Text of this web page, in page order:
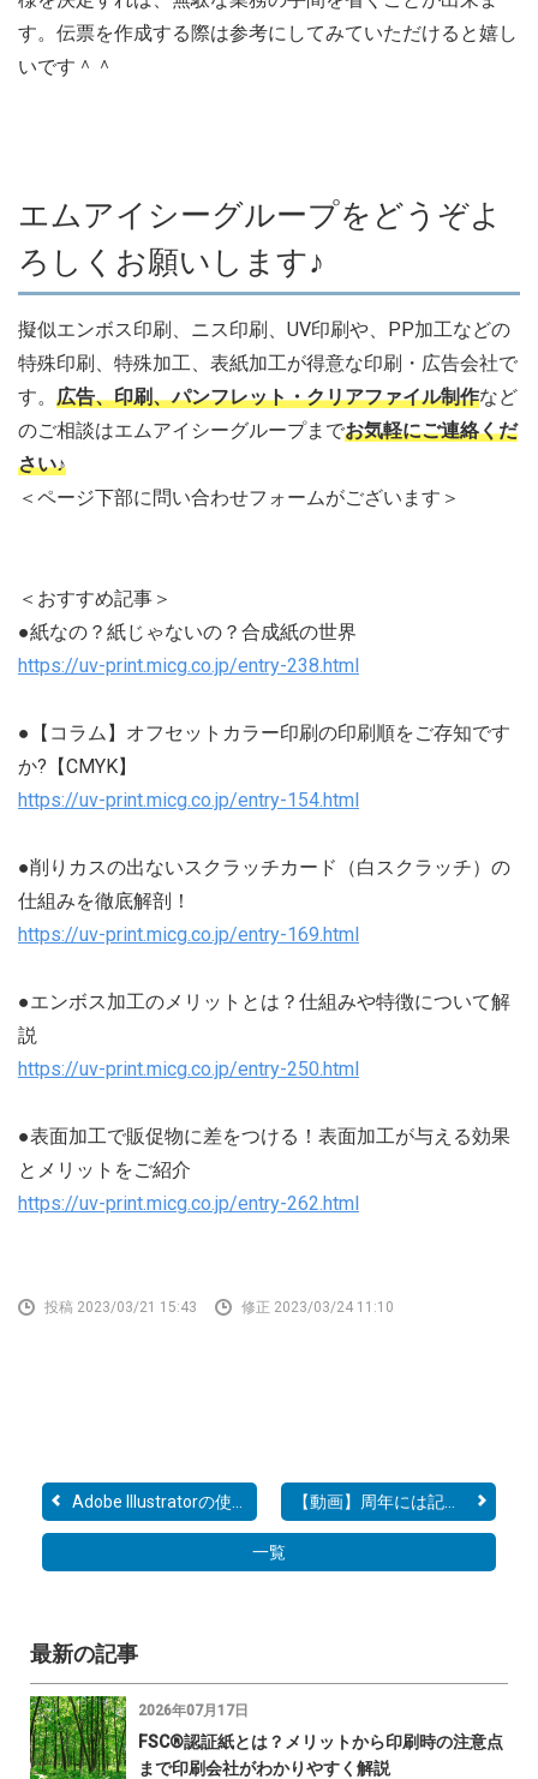
す。伝票を作成する際は参考にしてみていただけると嬉し
いです＾＾
エムアイシーグループをどうぞよ
ろしくお願いします♪
擬似エンボス印刷、ニス印刷、UV印刷や、PP加工などの
特殊印刷、特殊加工、表紙加工が得意な印刷・広告会社で
す。 広告、印刷、パンフレット・クリアファイル制作など
のご相談はエムアイシーグループまでお気軽にご連絡くだ
さい♪
＜ページ下部に問い合わせフォームがございます＞
＜おすすめ記事＞
●紙なの？紙じゃないの？合成紙の世界
https://uv-print.micg.co.jp/entry-238.html
●【コラム】オフセットカラー印刷の印刷順をご存知です
か?【CMYK】
https://uv-print.micg.co.jp/entry-154.html
●削りカスの出ないスクラッチカード（白スクラッチ）の
仕組みを徹底解剖！
https://uv-print.micg.co.jp/entry-169.html
●エンボス加工のメリットとは？仕組みや特徴について解
説
https://uv-print.micg.co.jp/entry-250.html
●表面加工で販促物に差をつける！表面加工が与える効果
とメリットをご紹介
https://uv-print.micg.co.jp/entry-262.html
投稿 2023/03/21 15:43 修正 2023/03/24 11:10
Adobe Illustratorの使い方
一覧
最新の記事
2026年07月17日
FSC®認証紙とは？メリットから印刷時の注意点
まで印刷会社がわかりやすく解説